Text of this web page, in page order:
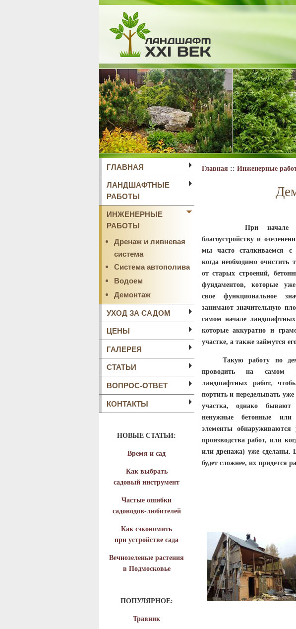
ГЛАВНАЯ
ЛАНДШАФТНЫЕ
РАБОТЫ
ИНЖЕНЕРНЫЕ
РАБОТЫ
Дренаж и ливневая
система
Система автополива
Водоем
Демонтаж
УХОД ЗА САДОМ
ЦЕНЫ
ГАЛЕРЕЯ
СТАТЬИ
ВОПРОС-ОТВЕТ
КОНТАКТЫ
НОВЫЕ СТАТЬИ:
Время и сад
Как выбрать
садовый инструмент
Частые ошибки
садоводов-любителей
Как сэкономить
при устройстве сада
Вечнозеленые растения
в Подмосковье
ПОПУЛЯРНОЕ:
Травник
Главная :: Инженерные
При начале
благоустройству и
мы часто сталкиваемся с
когда необходимо очистить
от старых строений,
фундаментов, которые
свое функциональное
занимают значительную
самом начале
которые аккуратно и
участке, а также займутся
Такую работу по
проводить на самом
ландшафтных работ,
портить и переделывать
участка, однако бывают
ненужные бетонные или
элементы обнаруживаются
производства работ, или
или дренажа) уже сделаны.
будет сложнее, их придется